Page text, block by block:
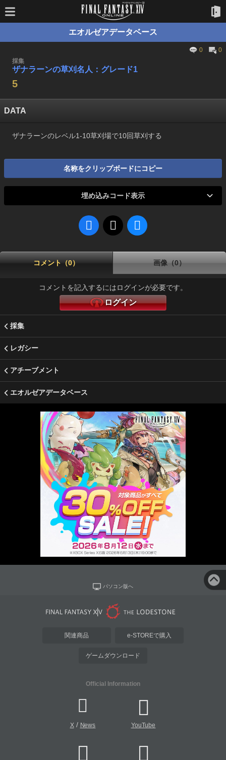
エオルゼアデータベース
0
0
採集
ザナラーンの草刈名人：グレード1
5
DATA
ザナラーンのレベル1-10草刈場で10回草刈する
名称をクリップボードにコピー
埋め込みコード表示
コメント（0） 画像（0）
コメントを記入するにはログインが必要です。
ログイン
採集
レガシー
アチーブメント
エオルゼアデータベース
パソコン版へ
関連商品 e-STOREで購入
ゲームダウンロード
Official Information
X/ News YouTube